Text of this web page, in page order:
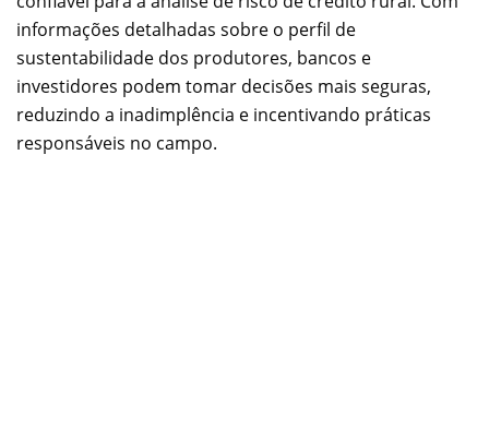
informações detalhadas sobre o perfil de
sustentabilidade dos produtores, bancos e
investidores podem tomar decisões mais seguras,
reduzindo a inadimplência e incentivando práticas
responsáveis no campo.